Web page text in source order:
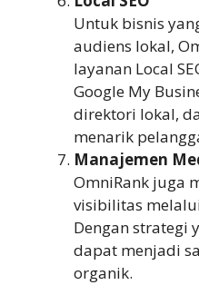
Untuk bisnis
audiens lokal,
layanan Local
Google My
direktori lokal,
menarik
Manajemen
OmniRank juga
visibilitas
Dengan strategi
dapat menjadi
organik.